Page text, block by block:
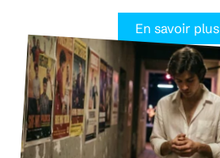
En savoir plus